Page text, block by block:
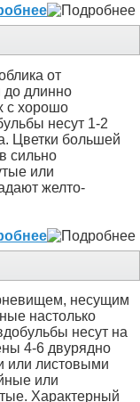
от
до длинно
с хорошо
несут 1-2
Цветки большей
сильно
или
желто-
несущим
настолько
несут на
4-6 двурядно
или листовыми
или
Характерный